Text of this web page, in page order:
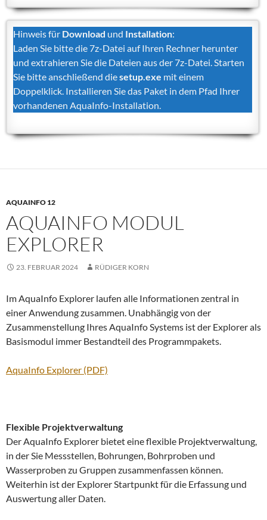
Hinweis für Download und Installation:
Laden Sie bitte die 7z-Datei auf Ihren Rechner herunter
und extrahieren Sie die Dateien aus der 7z-Datei. Starten
Sie bitte anschließend diesetup.exe mit einem
Doppelklick. Installieren Sie das Paket in dem Pfad Ihrer
vorhandenen AquaInfo-Installation.
AQUAINFO 12
AQUAINFO MODUL
EXPLORER
23. FEBRUAR 2024 RÜDIGER KORN
Im AquaInfo Explorer laufen alle Informationen zentral in
einer Anwendung zusammen. Unabhängig von der
Zusammenstellung Ihres AquaInfo Systems ist der Explorer als
Basismodul immer Bestandteil des Programmpakets.
AquaInfo Explorer (PDF)
Flexible Projektverwaltung
Der AquaInfo Explorer bietet eine flexible Projektverwaltung,
in der Sie Messstellen, Bohrungen, Bohrproben und
Wasserproben zu Gruppen zusammenfassen können.
Weiterhin ist der Explorer Startpunkt für die Erfassung und
Auswertung aller Daten.